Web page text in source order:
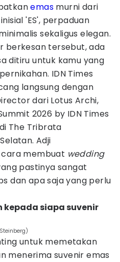
emas murni dari
'ES', perpaduan
sekaligus elegan.
berkesan tersebut, ada
ditiru untuk kamu yang
IDN Times
langsung dengan
dari Lotus Archi,
2026 by IDN Times
The Tribrata
Adji
membuat wedding
pastinya sangat
dan apa saja yang perlu
kepada siapa suvenir
untuk memetakan
menerima suvenir emas